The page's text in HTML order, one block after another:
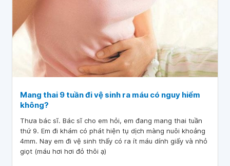
Mang thai 9 tuần đi vệ sinh ra máu có nguy hiểm
không?
Thưa bác sĩ. Bác sĩ cho em hỏi, em đang mang thai tuần
thứ 9. Em đi khám có phát hiện tụ dịch màng nuôi khoảng
4mm. Nay em đi vệ sinh thấy có ra ít máu dính giấy và nhỏ
giọt (máu hơi hơi đỏ thôi ạ)